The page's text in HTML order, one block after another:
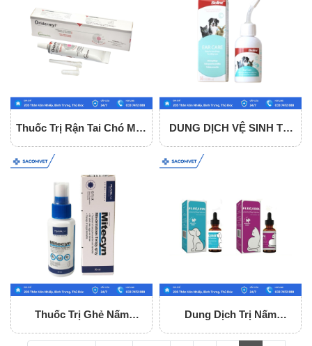
Thuốc Trị Rận Tai Chó Mèo
DUNG DỊCH VỆ SINH TAI
Cho Chó Mèo
Thuốc Trị Ghẻ Nấm
Dung Dịch Trị Nấm